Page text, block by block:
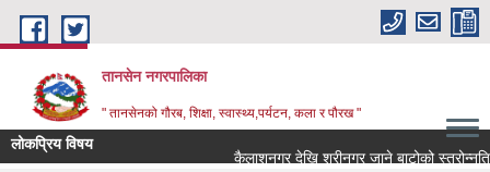
Skip to main content
तानसेन नगरपालिका
" तानसेनको गौरब, शिक्षा, स्वास्थ्य,पर्यटन, कला र पौरख "
लोकप्रिय विषय